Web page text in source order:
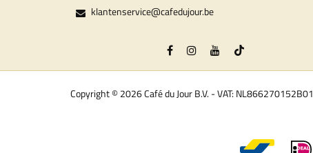
klantenservice@cafedujour.be
Copyright © 2026 Café du Jour B.V. - VAT: NL866270152B01